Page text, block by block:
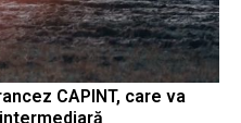
CAPINT, care va